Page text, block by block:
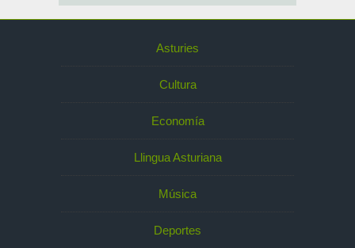
Asturies
Cultura
Economía
Llingua Asturiana
Música
Deportes